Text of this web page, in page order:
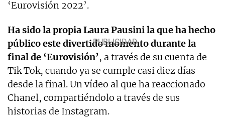
‘Eurovisión 2022’.
Ha sido la propia Laura Pausini la que ha hecho
público este divertido momento durante la
final de ‘Eurovisión’, a través de su cuenta de
Tik Tok, cuando ya se cumple casi diez días
desde la final. Un vídeo al que ha reaccionado
Chanel, compartiéndolo a través de sus
historias de Instagram.